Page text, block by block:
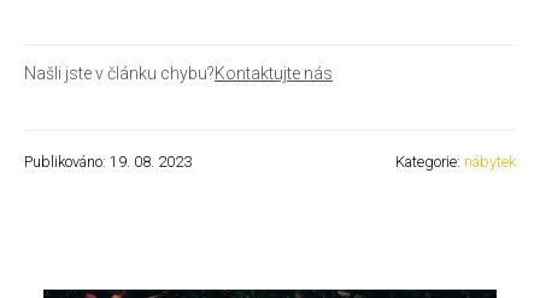
Našli jste v článku chybu?Kontaktujte nás
Publikováno: 19. 08. 2023 Kategorie: nábytek